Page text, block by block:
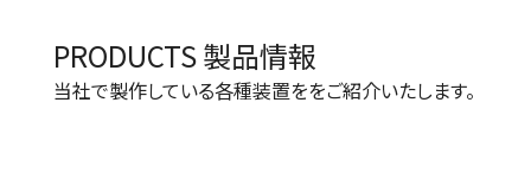
PRODUCTS製品情報
当社で製作している各種装置ををご紹介いたします。